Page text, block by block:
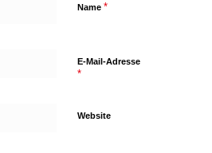
Name *
E-Mail-Adresse
*
Website